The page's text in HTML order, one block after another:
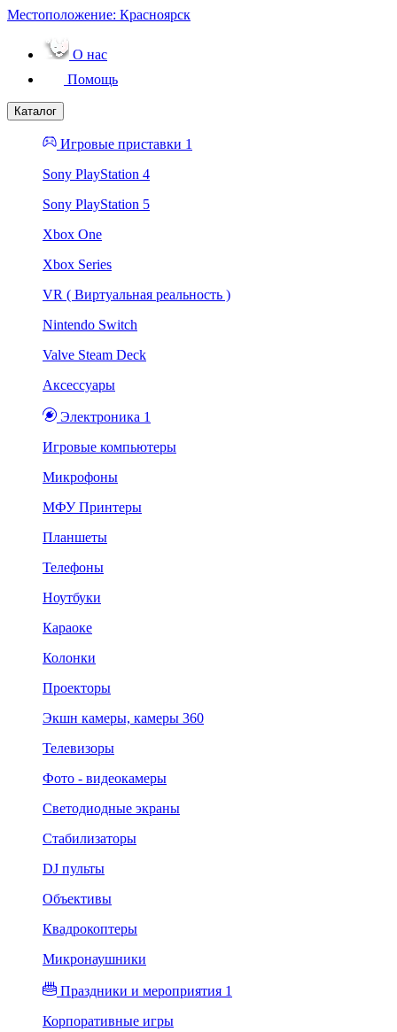
Местоположение: Красноярск
О нас
Помощь
Каталог
Игровые приставки 1
Sony PlayStation 4
Sony PlayStation 5
Xbox One
Xbox Series
VR ( Виртуальная реальность )
Nintendo Switch
Valve Steam Deck
Аксессуары
Электроника 1
Игровые компьютеры
Микрофоны
МФУ Принтеры
Планшеты
Телефоны
Ноутбуки
Караоке
Колонки
Проекторы
Экшн камеры, камеры 360
Телевизоры
Фото - видеокамеры
Светодиодные экраны
Стабилизаторы
DJ пульты
Объективы
Квадрокоптеры
Микронаушники
Праздники и мероприятия 1
Корпоративные игры